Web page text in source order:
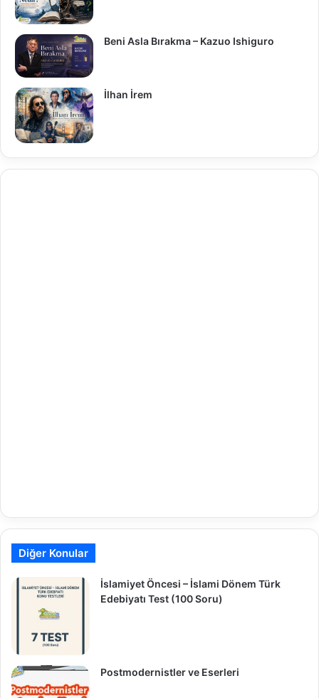
Beni Asla Bırakma – Kazuo Ishiguro
İlhan İrem
Diğer Konular
İslamiyet Öncesi – İslami Dönem Türk
Edebiyatı Test (100 Soru)
Postmodernistler ve Eserleri